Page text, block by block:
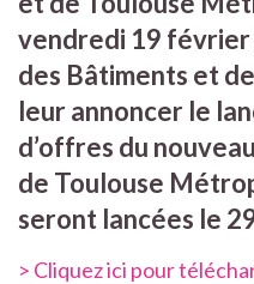
vendredi 19
des Bâtiments et
leur annoncer le
d’offres du
de Toulouse
seront lancées le
> Cliquez ici pour